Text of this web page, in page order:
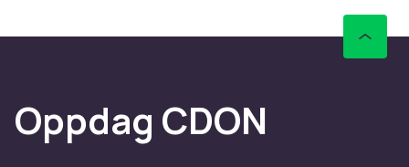
Deksel og skjermbeskyttelse
Oppdag CDON